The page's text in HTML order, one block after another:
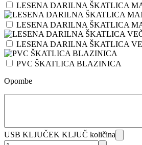
LESENA DARILNA ŠKATLICA
LESENA DARILNA ŠKATLICA
LESENA DARILNA ŠKATLICA
PVC ŠKATLICA BLAZINICA
Opombe
USB KLJUČEK KLJUČ količina